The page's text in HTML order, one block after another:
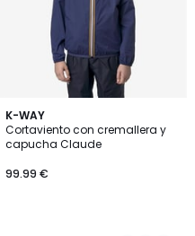
K-WAY
Cortaviento con cremallera y
capucha Claude
99.99 €
5
Colores